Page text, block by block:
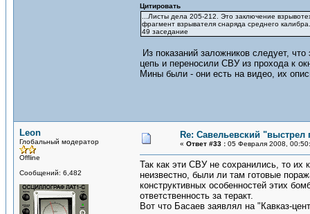
Цитировать
...Листы дела 205-212. Это заключение
фрагмент взрывателя снаряда среднего
49 заседание
Из показаний заложников следует,
цепь и переносили СВУ из прохода к
Мины были - они есть на видео, их
Leon
Глобальный модератор
Offline
Сообщений: 6,482
Re: Савельевский "выстрел
« Ответ #33 : 05 Февраля 2008,
Так как эти СВУ не сохранились, то их
неизвестно, были ли там готовые
конструктивных особенностей этих
ответственность за теракт.
Вот что Басаев заявлял на "Кавказ-